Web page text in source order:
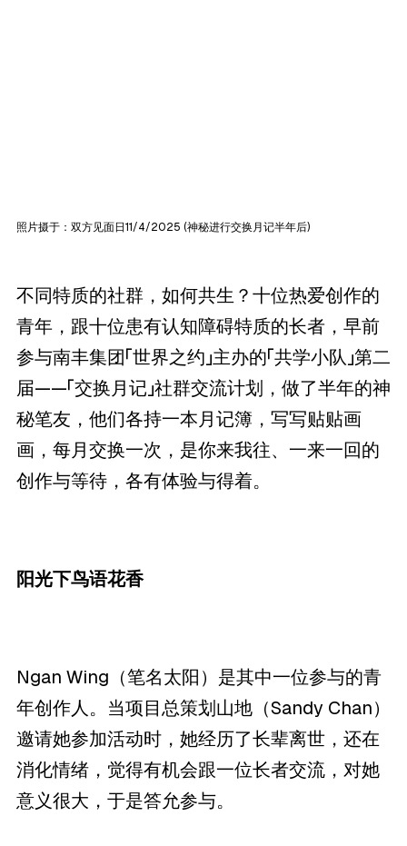
照片摄于：双方见面日11/4/2025 (神秘进行交换月记半年后)
不同特质的社群，如何共生？十位热爱创作的
青年，跟十位患有认知障碍特质的长者，早前
参与南丰集团「世界之约」主办的「共学小队」第二
届——「交换月记」社群交流计划，做了半年的神
秘笔友，他们各持一本月记簿，写写贴贴画
画，每月交换一次，是你来我往、一来一回的
创作与等待，各有体验与得着。
阳光下鸟语花香
Ngan Wing（笔名太阳）是其中一位参与的青
年创作人。当项目总策划山地（Sandy Chan）
邀请她参加活动时，她经历了长辈离世，还在
消化情绪，觉得有机会跟一位长者交流，对她
意义很大，于是答允参与。